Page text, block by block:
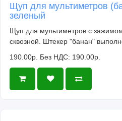
Щуп для мультиметров
зеленый
Щуп для мультиметров с
сквозной. Штекер "банан"
190.00р. Без НДС: 190.00р.